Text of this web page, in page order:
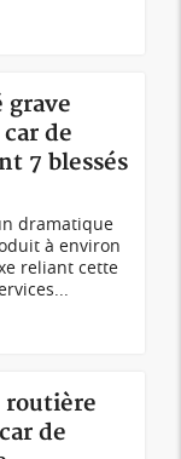
grave
de
7 blessés
dramatique
à environ
reliant cette
routière
de